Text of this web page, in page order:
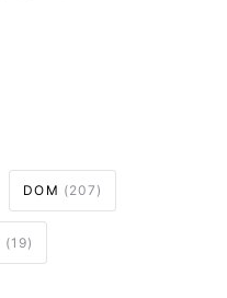
DOM (207)
(19)